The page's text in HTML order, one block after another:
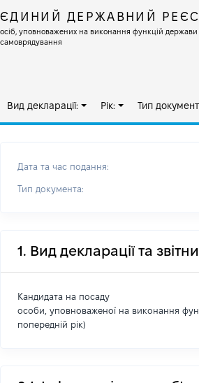
ЄДИНИЙ ДЕРЖАВНИЙ
осіб, уповноважених на виконання функцій держави
самоврядування
Вид декларації: Рік: Тип
Дата та час подання:
Тип документа:
1. Вид декларації та
Кандидата на посаду
особи, уповноваженої на виконання
попередній рік)